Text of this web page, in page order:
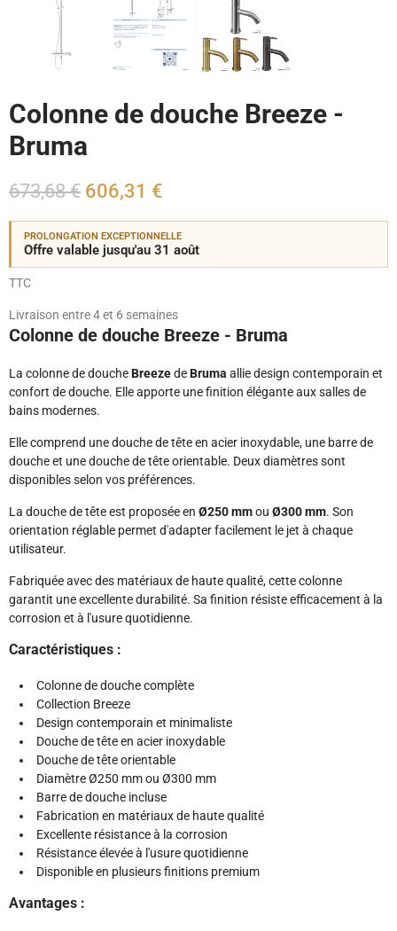
Colonne de douche Breeze -
Bruma
673,68 € 606,31 €
PROLONGATION EXCEPTIONNELLE
Offre valable jusqu'au 31 août
TTC
Livraison entre 4 et 6 semaines
Colonne de douche Breeze - Bruma
La colonne de doucheBreezedeBruma allie design contemporain et
confort de douche. Elle apporte une finition élégante aux salles de
bains modernes.
Elle comprend une douche de tête en acier inoxydable, une barre de
douche et une douche de tête orientable. Deux diamètres sont
disponibles selon vos préférences.
La douche de tête est proposée en Ø250 mmou Ø300 mm. Son
orientation réglable permet d'adapter facilement le jet à chaque
utilisateur.
Fabriquée avec des matériaux de haute qualité, cette colonne
garantit une excellente durabilité. Sa finition résiste efficacement à la
corrosion et à l'usure quotidienne.
Caractéristiques :
Colonne de douche complète
Collection Breeze
Design contemporain et minimaliste
Douche de tête en acier inoxydable
Douche de tête orientable
Diamètre Ø250 mm ou Ø300 mm
Barre de douche incluse
Fabrication en matériaux de haute qualité
Excellente résistance à la corrosion
Résistance élevée à l'usure quotidienne
Disponible en plusieurs finitions premium
Avantages :